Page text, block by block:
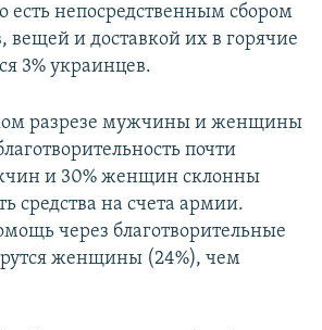
есть непосредственным сбором
вещей и доставкой их в горячие
3% украинцев.
разрезе мужчины и женщины
почти
и 30% женщин склонны
средства на счета армии.
через благотворительные
женщины (24%), чем